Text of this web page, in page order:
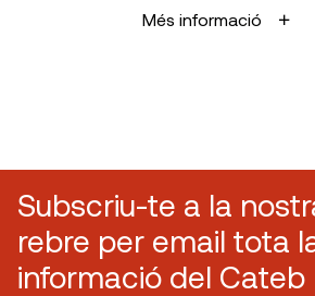
Més informació
Subscriu-te a la
rebre per email tota
informació del Cateb